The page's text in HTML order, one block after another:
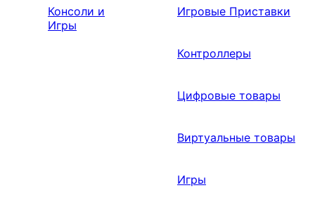
Консоли и
Игры
Игровые Приставки
Контроллеры
Цифровые товары
Виртуальные товары
Игры